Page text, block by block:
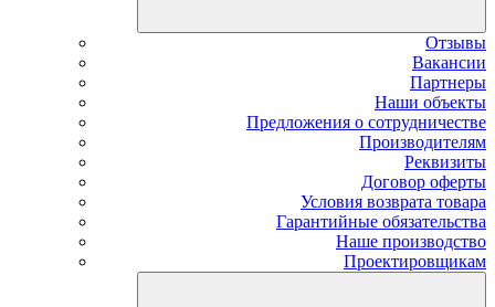
Отзывы
Вакансии
Партнеры
Наши объекты
Предложения о сотрудничестве
Производителям
Реквизиты
Договор оферты
Условия возврата товара
Гарантийные обязательства
Наше производство
Проектировщикам